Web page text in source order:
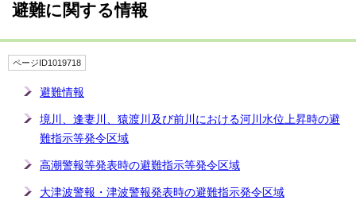
避難に関する情報
ページID1019718
避難情報
境川、逢妻川、猿渡川及び前川における河川水位上昇時の避
難指示等発令区域
高潮警報等発表時の避難指示等発令区域
大津波警報・津波警報発表時の避難指示発令区域